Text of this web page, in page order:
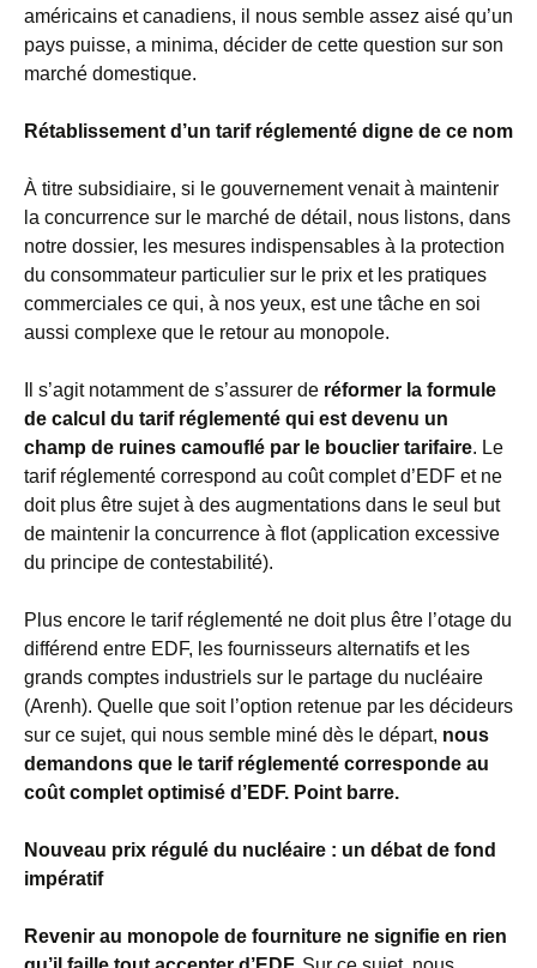
américains et canadiens, il nous semble assez aisé qu’un
pays puisse, a minima, décider de cette question sur son
marché domestique.
Rétablissement d’un tarif réglementé digne de ce nom
À titre subsidiaire, si le gouvernement venait à maintenir
la concurrence sur le marché de détail, nous listons, dans
notre dossier, les mesures indispensables à la protection
du consommateur particulier sur le prix et les pratiques
commerciales ce qui, à nos yeux, est une tâche en soi
aussi complexe que le retour au monopole.
Il s’agit notamment de s’assurer de réformer la formule
de calcul du tarif réglementé qui est devenu un
champ de ruines camouflé par le bouclier tarifaire. Le
tarif réglementé correspond au coût complet d’EDF et ne
doit plus être sujet à des augmentations dans le seul but
de maintenir la concurrence à flot (application excessive
du principe de contestabilité).
Plus encore le tarif réglementé ne doit plus être l’otage du
différend entre EDF, les fournisseurs alternatifs et les
grands comptes industriels sur le partage du nucléaire
(Arenh). Quelle que soit l’option retenue par les décideurs
sur ce sujet, qui nous semble miné dès le départ, nous
demandons que le tarif réglementé corresponde au
coût complet optimisé d’EDF. Point barre.
Nouveau prix régulé du nucléaire : un débat de fond
impératif
Revenir au monopole de fourniture ne signifie en rien